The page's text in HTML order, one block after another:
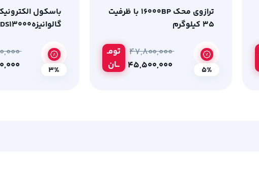
ترازوی محک 16000BP با ظرفیت
35 کیلوگرم
تومـ
ــان
۴۷,۸۰۰,۰۰۰
5%
باسکول
گالوانیزه300kg – MDS13000
۶۶,۵۰۰,۰۰۰
3%